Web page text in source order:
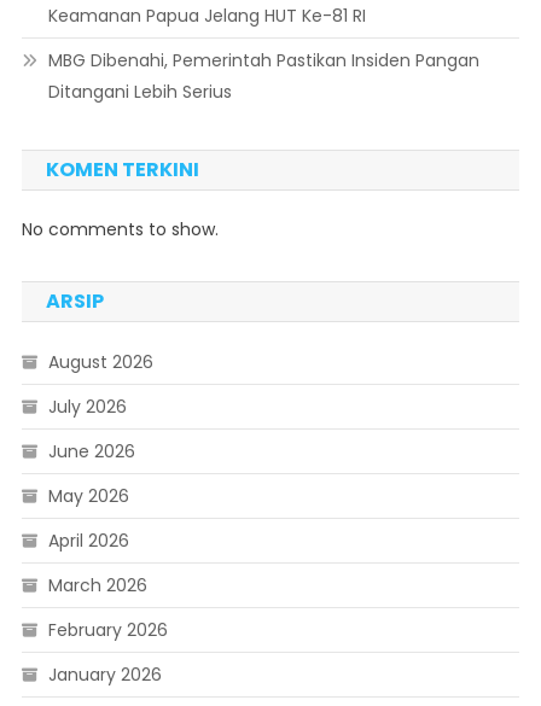
Keamanan Papua Jelang HUT Ke-81 RI
MBG Dibenahi, Pemerintah Pastikan Insiden Pangan
Ditangani Lebih Serius
KOMEN TERKINI
No comments to show.
ARSIP
August 2026
July 2026
June 2026
May 2026
April 2026
March 2026
February 2026
January 2026